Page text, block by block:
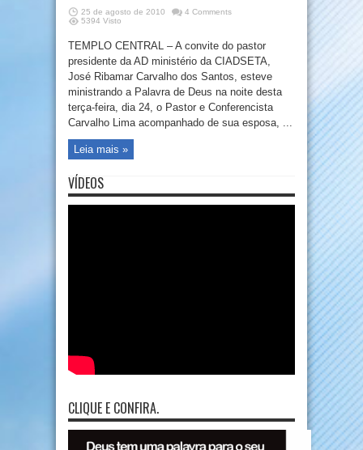
25 de agosto de 2010
4 Comments
5394 Visto
TEMPLO CENTRAL – A convite do pastor
presidente da AD ministério da CIADSETA,
José Ribamar Carvalho dos Santos, esteve
ministrando a Palavra de Deus na noite desta
terça-feira, dia 24, o Pastor e Conferencista
Carvalho Lima acompanhado de sua esposa, ...
Leia mais »
VÍDEOS
CLIQUE E CONFIRA.